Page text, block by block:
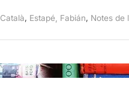
viure,
Fabián
Català, Estapé, Fabián, Notes de